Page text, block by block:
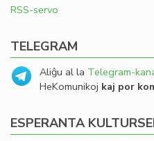
RSS-servo
TELEGRAM
Aliĝu al la Telegram-
HeKomunikoj kaj por
ESPERANTA